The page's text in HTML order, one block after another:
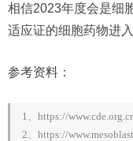
相信2023年度会是细
适应证的细胞药物进
参考资料：
1、https://
2、https://